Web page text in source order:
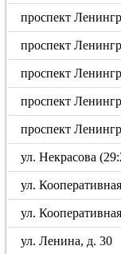
проспект
проспект
проспект
проспект
проспект
ул. Некрасова
ул.
ул.
ул. Ленина, д. 30